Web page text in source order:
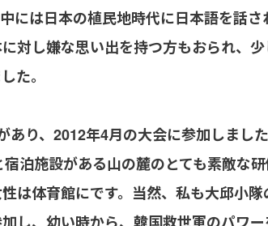
には日本の植民地時代に日本語を話
対し嫌な思い出を持つ方もおられ、
た。
り、2012年4月の大会に参加しまし
泊施設がある山の麓のとても素敵な
は体育館にです。当然、私も大邱小